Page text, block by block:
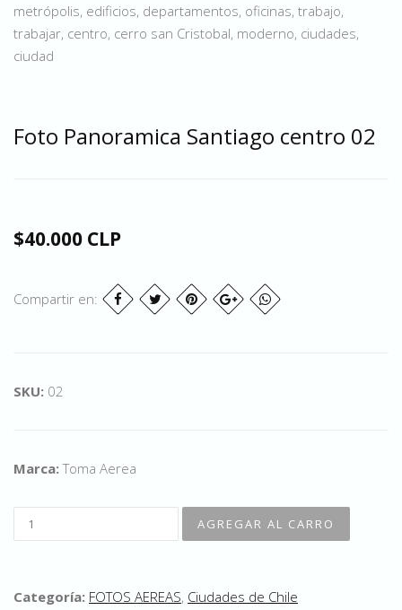
metrópolis, edificios, departamentos, oficinas, trabajo,
trabajar, centro, cerro san Cristobal, moderno, ciudades,
ciudad
Foto Panoramica Santiago centro 02
$40.000 CLP
Compartir en:
SKU: 02
Marca:Toma Aerea
Categoría: FOTOS AEREAS, Ciudades de Chile